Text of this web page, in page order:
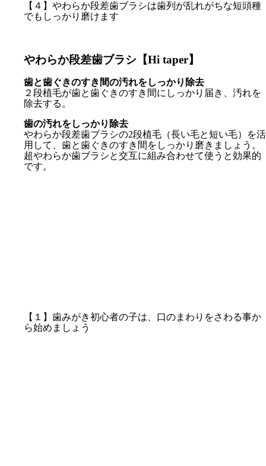
【４】やわらか段差歯ブラシは歯列が乱れがちな短頭種
でもしっかり磨けます
やわらか段差歯ブラシ【Hi taper】
歯と歯ぐきのすき間の汚れをしっかり除去
２段植毛が歯と歯ぐきのすき間にしっかり届き、汚れを
除去する。
歯の汚れをしっかり除去
やわらか段差歯ブラシの2段植毛（長い毛と短い毛）を活
用して、歯と歯ぐきのすき間をしっかり磨きましょう。
超やわらか歯ブラシと交互に組み合わせて使うと効果的
です。
【１】歯みがき初心者の子は、口のまわりをさわる事か
ら始めましょう